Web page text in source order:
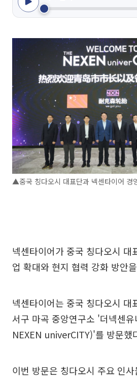
▲중국 칭다오시 대표단과 넥센타이어 경
넥센타이어가 중국 칭다오시 대
업 확대와 현지 협력 강화 방안
넥센타이어는 중국 칭다오시 대
서구 마곡 중앙연구소 '더넥센
NEXEN univerCITY)'를 방문했
이번 방문은 칭다오시 주요 인